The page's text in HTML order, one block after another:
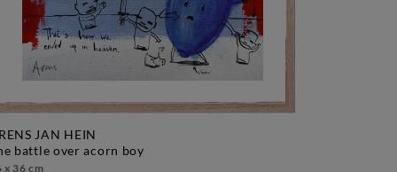
JAN HEIN
battle over acorn boy
x 36 cm